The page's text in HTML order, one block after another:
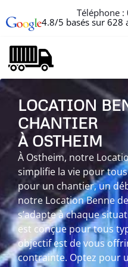
Téléphone :
4.8/5 basés sur 628
LOCATION
CHANTIER
À OSTHEIM
À Ostheim, notre
simplifie la vie pour
pour un chantier, un
notre Location Benne
s’adapte à chaque
est conçue pour tous
objectif est de vous
contrainte. Optez pour